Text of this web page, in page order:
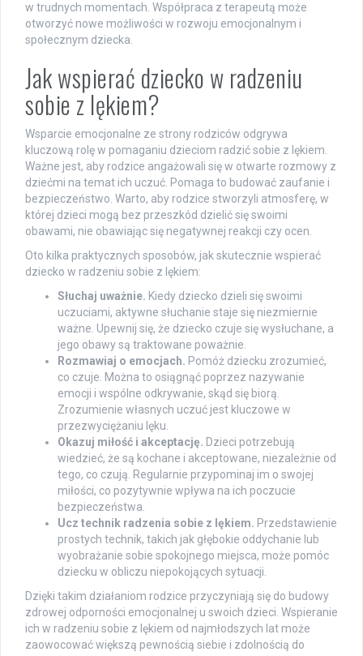
w trudnych momentach. Współpraca z terapeutą może
otworzyć nowe możliwości w rozwoju emocjonalnym i
społecznym dziecka.
Jak wspierać dziecko w radzeniu
sobie z lękiem?
Wsparcie emocjonalne ze strony rodziców odgrywa
kluczową rolę w pomaganiu dzieciom radzić sobie z lękiem.
Ważne jest, aby rodzice angażowali się w otwarte rozmowy z
dziećmi na temat ich uczuć. Pomaga to budować zaufanie i
bezpieczeństwo. Warto, aby rodzice stworzyli atmosferę, w
której dzieci mogą bez przeszkód dzielić się swoimi
obawami, nie obawiając się negatywnej reakcji czy ocen.
Oto kilka praktycznych sposobów, jak skutecznie wspierać
dziecko w radzeniu sobie z lękiem:
Słuchaj uważnie. Kiedy dziecko dzieli się swoimi
uczuciami, aktywne słuchanie staje się niezmiernie
ważne. Upewnij się, że dziecko czuje się wysłuchane, a
jego obawy są traktowane poważnie.
Rozmawiaj o emocjach. Pomóż dziecku zrozumieć,
co czuje. Można to osiągnąć poprzez nazywanie
emocji i wspólne odkrywanie, skąd się biorą.
Zrozumienie własnych uczuć jest kluczowe w
przezwyciężaniu lęku.
Okazuj miłość i akceptację. Dzieci potrzebują
wiedzieć, że są kochane i akceptowane, niezależnie od
tego, co czują. Regularnie przypominaj im o swojej
miłości, co pozytywnie wpływa na ich poczucie
bezpieczeństwa.
Ucz technik radzenia sobie z lękiem. Przedstawienie
prostych technik, takich jak głębokie oddychanie lub
wyobrażanie sobie spokojnego miejsca, może pomóc
dziecku w obliczu niepokojących sytuacji.
Dzięki takim działaniom rodzice przyczyniają się do budowy
zdrowej odporności emocjonalnej u swoich dzieci. Wspieranie
ich w radzeniu sobie z lękiem od najmłodszych lat może
zaowocować większą pewnością siebie i zdolnością do